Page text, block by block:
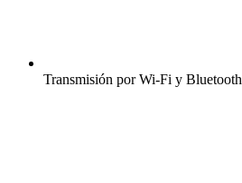
Transmisión por Wi-Fi y Bluetooth